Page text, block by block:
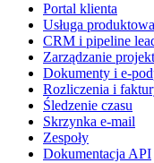
Portal klienta
Usługa produktowa
CRM i pipeline
Zarządzanie
Dokumenty i e-
Rozliczenia i
Śledzenie czasu
Skrzynka e-mail
Zespoły
Dokumentacja API